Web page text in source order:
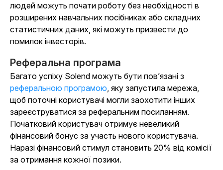
людей можуть почати роботу без необхідності в
розширених навчальних посібниках або складних
статистичних даних, які можуть призвести до
помилок інвесторів.
Реферальна програма
Багато успіху Solend можуть бути пов’язані з
реферальною програмою, яку запустила мережа,
щоб поточні користувачі могли заохотити інших
зареєструватися за реферальним посиланням.
Початковий користувач отримує невеликий
фінансовий бонус за участь нового користувача.
Наразі фінансовий стимул становить 20% від комісії
за отримання кожної позики.